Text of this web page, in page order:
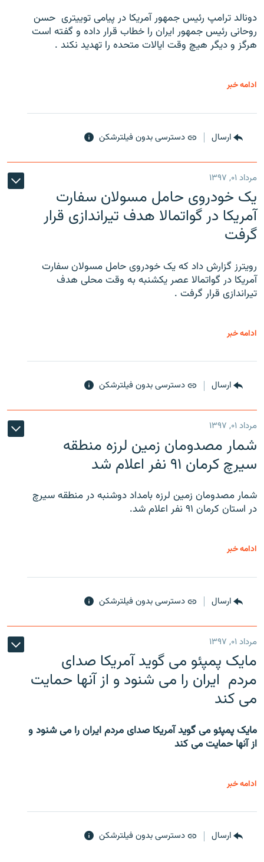
دونالد ترامپ رئیس جمهور آمریکا در پیامی توییتری ‌ حسن
روحانی رئیس جمهور ایران را خطاب قرار داده و گفته است
هرگز و دیگر هیچ وقت ایالات متحده را تهدید نکند .
ادامه خبر
ارسال دسترسی بدون فیلترشکن
مرداد ۰۱, ۱۳۹۷
یک خودروی حامل مسولان سفارت
آمریکا در گواتمالا هدف تیراندازی قرار
گرفت
رویترز گزارش داد که یک خودروی حامل مسولان سفارت
آمریکا در گواتمالا عصر یکشنبه به وقت محلی هدف
تیراندازی قرار گرفت .
ادامه خبر
ارسال دسترسی بدون فیلترشکن
مرداد ۰۱, ۱۳۹۷
شمار مصدومان زمین لرزه منطقه
سیرچ کرمان ۹۱ نفر اعلام شد
شمار مصدومان زمین لرزه بامداد دوشنبه در منطقه سیرچ
در استان کرمان ۹۱ نفر اعلام شد.
ادامه خبر
ارسال دسترسی بدون فیلترشکن
مرداد ۰۱, ۱۳۹۷
مایک پمپئو می گوید آمریکا صدای
مردم ایران را می شنود و از آنها حمایت
می کند
مایک پمپئو می گوید آمریکا صدای مردم ایران را می شنود و
از آنها حمایت می کند
ادامه خبر
ارسال دسترسی بدون فیلترشکن